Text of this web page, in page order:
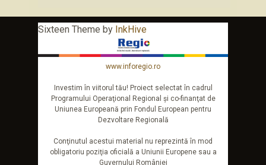
Sixteen Theme by InkHive
www.inforegio.ro
Investim în viitorul tău! Proiect selectat în cadrul
Programului Operaţional Regional şi co-finanţat de
Uniunea Europeană prin Fondul European pentru
Dezvoltare Regională
Conţinutul acestui material nu reprezintă în mod
obligatoriu poziţia oficială a Uniunii Europene sau a
Guvernului României